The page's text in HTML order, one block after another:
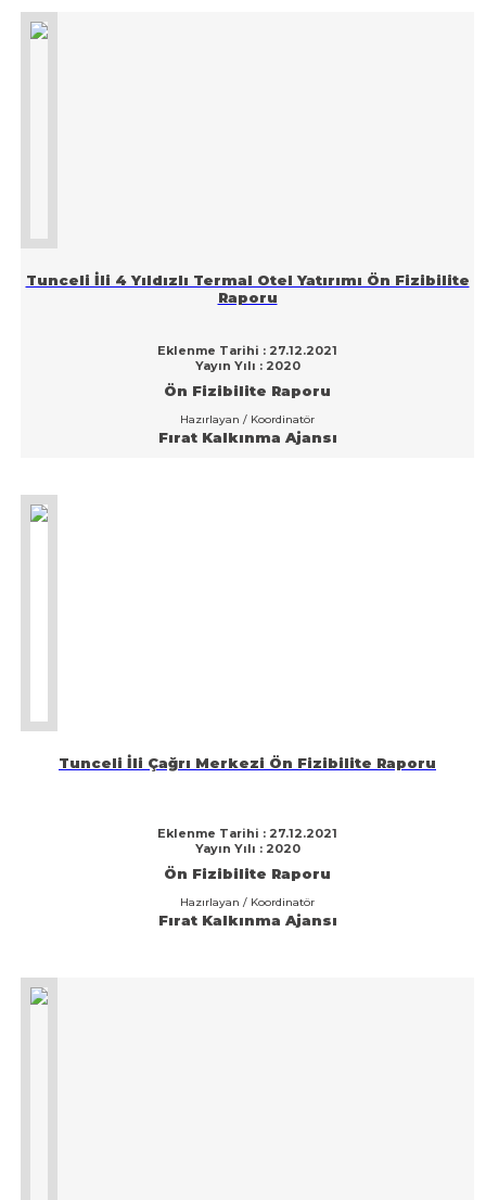
Tunceli İli 4 Yıldızlı Termal Otel Yatırımı Ön Fizibilite
Raporu
Eklenme Tarihi : 27.12.2021
Yayın Yılı : 2020
Ön Fizibilite Raporu
Hazırlayan / Koordinatör
Fırat Kalkınma Ajansı
Tunceli İli Çağrı Merkezi Ön Fizibilite Raporu
Eklenme Tarihi : 27.12.2021
Yayın Yılı : 2020
Ön Fizibilite Raporu
Hazırlayan / Koordinatör
Fırat Kalkınma Ajansı